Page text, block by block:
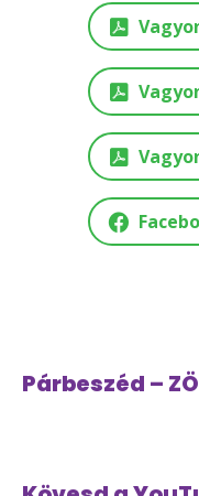
Párbeszéd –